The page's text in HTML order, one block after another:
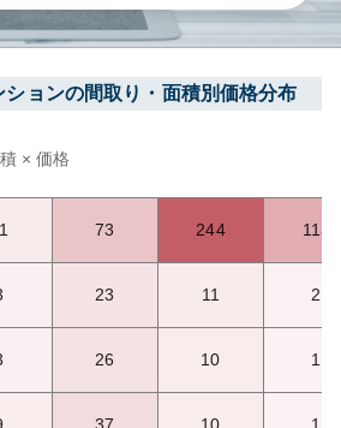
ションの間取り・面積別価格分布
× 価格
73 244 113
23 11 2
26 10 1